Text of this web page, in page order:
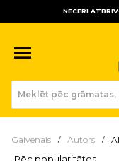
NECERI
Galvenais Autors